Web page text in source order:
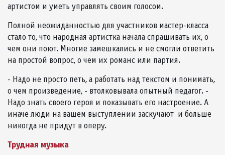
артистом и уметь управлять своим голосом.
Полной неожиданностью для участников мастер-класса
стало то, что народная артистка начала спрашивать их, о
чем они поют. Многие замешкались и не смогли ответить
на простой вопрос, о чем их романс или партия.
- Надо не просто петь, а работать над текстом и понимать,
о чем произведение, - втолковывала опытный педагог. -
Надо знать своего героя и показывать его настроение. А
иначе люди на вашем выступлении заскучают и больше
никогда не придут в оперу.
Трудная музыка